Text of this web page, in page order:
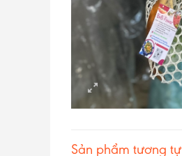
Sản phẩm tương tự